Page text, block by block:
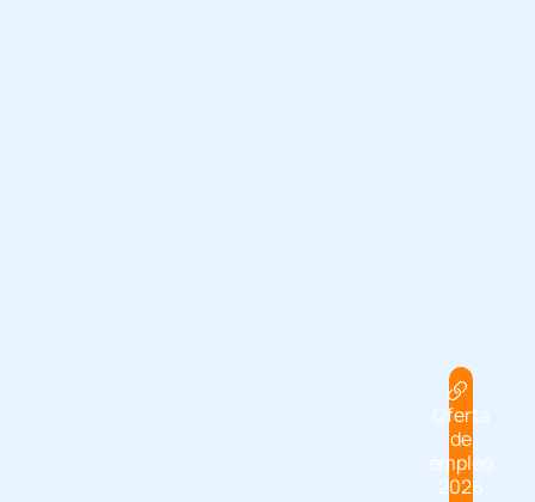
Oferta
de
empleo
2026